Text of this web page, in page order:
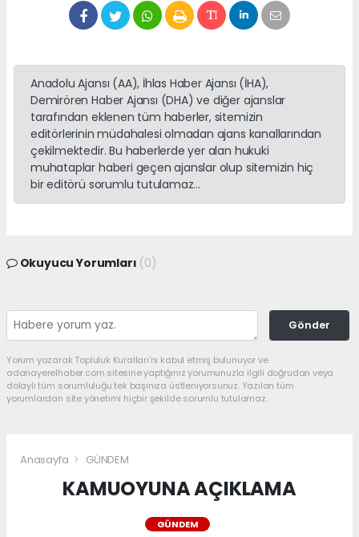
Anadolu Ajansı (AA), İhlas Haber Ajansı (İHA),
Demirören Haber Ajansı (DHA) ve diğer ajanslar
tarafından eklenen tüm haberler, sitemizin
editörlerinin müdahalesi olmadan ajans kanallarından
çekilmektedir. Bu haberlerde yer alan hukuki
muhataplar haberi geçen ajanslar olup sitemizin hiç
bir editörü sorumlu tutulamaz...
Okuyucu Yorumları (0)
Gönder
Yorum yazarak Topluluk Kuralları’nı kabul etmiş bulunuyor ve
adanayerelhaber.com sitesine yaptığınız yorumunuzla ilgili doğrudan veya
dolaylı tüm sorumluluğu tek başınıza üstleniyorsunuz. Yazılan tüm
yorumlardan site yönetimi hiçbir şekilde sorumlu tutulamaz.
Anasayfa GÜNDEM
KAMUOYUNA AÇIKLAMA
GÜNDEM